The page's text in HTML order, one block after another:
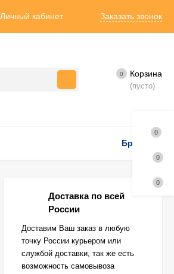
Личный кабинет Заказать звонок
0 Корзина
(пусто)
Бренды
Доставка по всей
России
Доставим Ваш заказ в любую
точку России курьером или
службой доставки, так же есть
возможность самовывоза
0
0
0